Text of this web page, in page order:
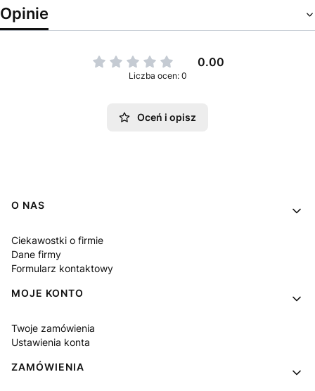
Opinie
0.00
Liczba ocen: 0
Oceń i opisz
Linki w stopce
O NAS
Ciekawostki o firmie
Dane firmy
Formularz kontaktowy
MOJE KONTO
Twoje zamówienia
Ustawienia konta
ZAMÓWIENIA